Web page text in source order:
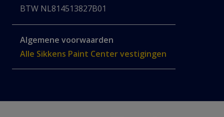
BTW NL814513827B01
Algemene voorwaarden
Alle Sikkens Paint Center vestigingen